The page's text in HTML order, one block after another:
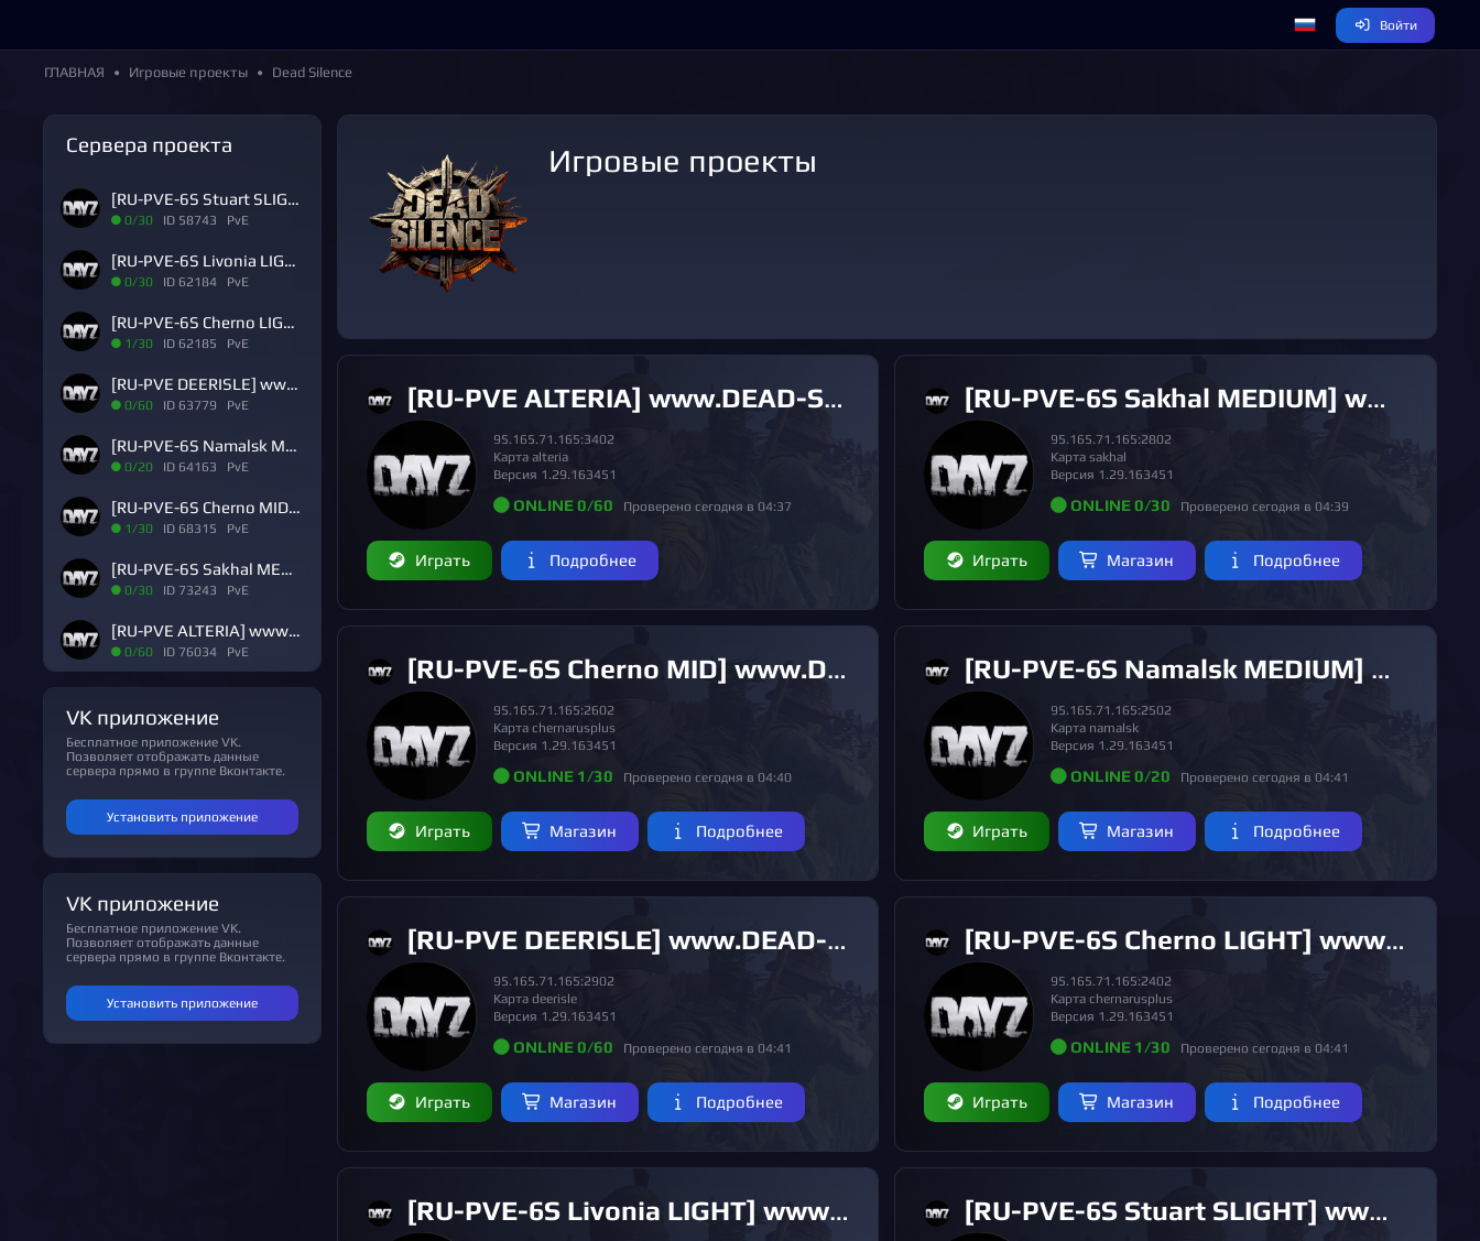
Войти
ГЛАВНАЯ Игровые проекты Dead Silence
Сервера проекта
[RU-PVE-6S Stuart SLIGHT] www.DEAD-SILENCE.ru [4 SEASON]
0/30 ID 58743 PvE
[RU-PVE-6S Livonia LIGHT] www.DEAD-SILENCE.ru [4 SEASON]
0/30 ID 62184 PvE
[RU-PVE-6S Cherno LIGHT] www.DEAD-SILENCE.ru [4 SEASON]
1/30 ID 62185 PvE
[RU-PVE DEERISLE] www.DEAD-SILENCE.ru [1 SEASON]
0/60 ID 63779 PvE
[RU-PVE-6S Namalsk MEDIUM] www.DEAD-SILENCE.ru [4 SEASON]
0/20 ID 64163 PvE
[RU-PVE-6S Cherno MID] www.DEAD-SILENCE.ru [4 SEASON]
1/30 ID 68315 PvE
[RU-PVE-6S Sakhal MEDIUM] www.DEAD-SILENCE.ru [4 SEASON]
0/30 ID 73243 PvE
[RU-PVE ALTERIA] www.DEAD-SILENCE.ru [1 SEASON]
0/60 ID 76034 PvE
VK приложение
Бесплатное приложение VK.
Позволяет отображать данные
сервера прямо в группе Вконтакте.
Установить приложение
VK приложение
Бесплатное приложение VK.
Позволяет отображать данные
сервера прямо в группе Вконтакте.
Установить приложение
Игровые проекты
[RU-PVE ALTERIA] www.DEAD-SILENCE.ru [1 SEASON]
95.165.71.165:3402
Карта alteria
Версия 1.29.163451
ONLINE 0/60 Проверено сегодня в 04:37
Играть Подробнее
[RU-PVE-6S Sakhal MEDIUM] www.DEAD-SILENCE.ru [4 SEASON]
95.165.71.165:2802
Карта sakhal
Версия 1.29.163451
ONLINE 0/30 Проверено сегодня в 04:39
Играть Магазин Подробнее
[RU-PVE-6S Cherno MID] www.DEAD-SILENCE.ru [4 SEASON]
95.165.71.165:2602
Карта chernarusplus
Версия 1.29.163451
ONLINE 1/30 Проверено сегодня в 04:40
Играть Магазин Подробнее
[RU-PVE-6S Namalsk MEDIUM] www.DEAD-SILENCE.ru [4 SEASON]
95.165.71.165:2502
Карта namalsk
Версия 1.29.163451
ONLINE 0/20 Проверено сегодня в 04:41
Играть Магазин Подробнее
[RU-PVE DEERISLE] www.DEAD-SILENCE.ru [1 SEASON]
95.165.71.165:2902
Карта deerisle
Версия 1.29.163451
ONLINE 0/60 Проверено сегодня в 04:41
Играть Магазин Подробнее
[RU-PVE-6S Cherno LIGHT] www.DEAD-SILENCE.ru [4 SEASON]
95.165.71.165:2402
Карта chernarusplus
Версия 1.29.163451
ONLINE 1/30 Проверено сегодня в 04:41
Играть Магазин Подробнее
[RU-PVE-6S Livonia LIGHT] www.DEAD-SILENCE.ru [4 SEASON] [RU-PVE-6S Stuart SLIGHT] www.DEAD-SILENCE.ru [4 SEASON]